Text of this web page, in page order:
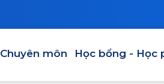
Chuyên môn Học bổng - Học